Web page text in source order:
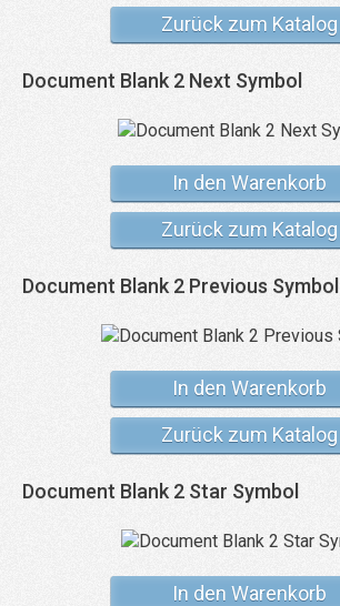
Zurück zum Katalog
Document Blank 2 Next Symbol
In den Warenkorb
Zurück zum Katalog
Document Blank 2 Previous Symbol
In den Warenkorb
Zurück zum Katalog
Document Blank 2 Star Symbol
In den Warenkorb